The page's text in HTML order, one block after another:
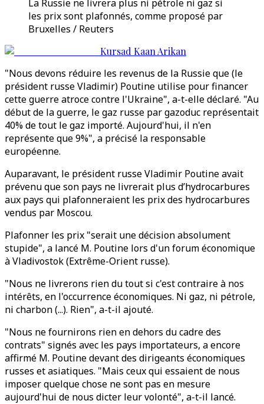
La Russie ne livrera plus ni pétrole ni gaz si
les prix sont plafonnés, comme proposé par
Bruxelles / Reuters
Kursad Kaan Arikan
"Nous devons réduire les revenus de la Russie que (le
président russe Vladimir) Poutine utilise pour financer
cette guerre atroce contre l'Ukraine", a-t-elle déclaré. "Au
début de la guerre, le gaz russe par gazoduc représentait
40% de tout le gaz importé. Aujourd'hui, il n'en
représente que 9%", a précisé la responsable
européenne.
Auparavant, le président russe Vladimir Poutine avait
prévenu que son pays ne livrerait plus d’hydrocarbures
aux pays qui plafonneraient les prix des hydrocarbures
vendus par Moscou.
Plafonner les prix "serait une décision absolument
stupide", a lancé M. Poutine lors d'un forum économique
à Vladivostok (Extrême-Orient russe).
"Nous ne livrerons rien du tout si c'est contraire à nos
intérêts, en l'occurrence économiques. Ni gaz, ni pétrole,
ni charbon (...). Rien", a-t-il ajouté.
"Nous ne fournirons rien en dehors du cadre des
contrats" signés avec les pays importateurs, a encore
affirmé M. Poutine devant des dirigeants économiques
russes et asiatiques. "Mais ceux qui essaient de nous
imposer quelque chose ne sont pas en mesure
aujourd'hui de nous dicter leur volonté", a-t-il lancé.